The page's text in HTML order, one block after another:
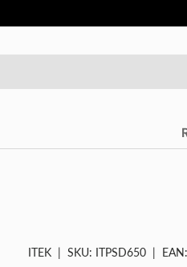
ITEK | SKU: ITPSD650 | EAN: